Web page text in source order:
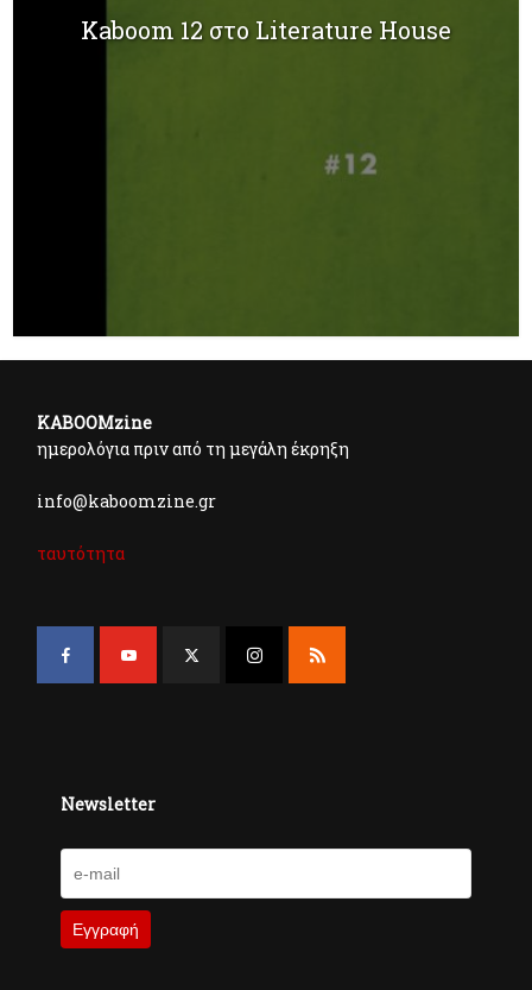
Kaboom 12 στο Literature House
KABOOMzine
ημερολόγια πριν από τη μεγάλη έκρηξη
info@kaboomzine.gr
ταυτότητα
Newsletter